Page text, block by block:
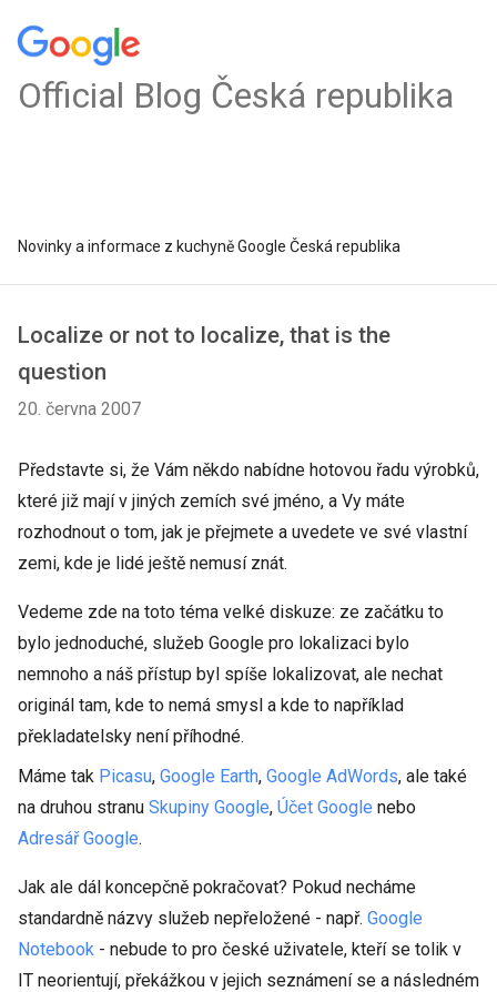
Official Blog Česká republika
Novinky a informace z kuchyně Google Česká republika
Localize or not to localize, that is the
question
20. června 2007
Představte si, že Vám někdo nabídne hotovou řadu výrobků,
které již mají v jiných zemích své jméno, a Vy máte
rozhodnout o tom, jak je přejmete a uvedete ve své vlastní
zemi, kde je lidé ještě nemusí znát.
Vedeme zde na toto téma velké diskuze: ze začátku to
bylo jednoduché, služeb Google pro lokalizaci bylo
nemnoho a náš přístup byl spíše lokalizovat, ale nechat
originál tam, kde to nemá smysl a kde to například
překladatelsky není příhodné.
Máme tak Picasu, Google Earth, Google AdWords, ale také
na druhou stranu Skupiny Google, Účet Google nebo
Adresář Google.
Jak ale dál koncepčně pokračovat? Pokud necháme
standardně názvy služeb nepřeložené - např. Google
Notebook - nebude to pro české uživatele, kteří se tolik v
IT neorientují, překážkou v jejich seznámení se a následném